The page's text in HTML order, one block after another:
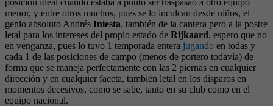
posición ideal cuando estaba a punto ser traspasao a otro equipo
menor, y entre otros muchos, pues se lo inculcan desde niños, el
genio absoluto Andrés Iniesta, también de la cantera pero a la postre
letal para los intereses del propio estado de Rijkaard, espero que no
en venganza, pues lo tuvo 1 temporada entera jugando en todas y
cada 1 de las posiciones de campo (menos de portero todavía) de
forma que se maneja perfectamente con las 2 piernas en cualquier
dirección y en cualquier faceta, también letal en los disparos en
momentos decesivos, como se sabe, tanto en su club como en el
equipo nacional.